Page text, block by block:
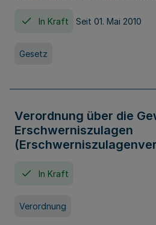
In Kraft Seit 01. Mai 2010
Gesetz
Verordnung über die
Erschwerniszulagen
In Kraft
Verordnung